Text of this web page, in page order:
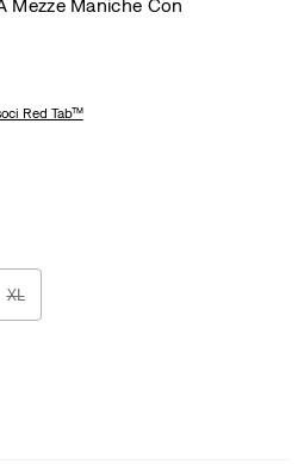
Mezze Maniche Con
Red Tab™
XL